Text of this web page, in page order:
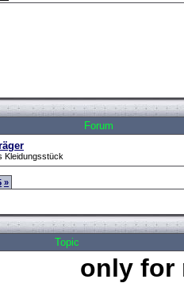
Forum
Kleidungsstück
»
Topic
only for